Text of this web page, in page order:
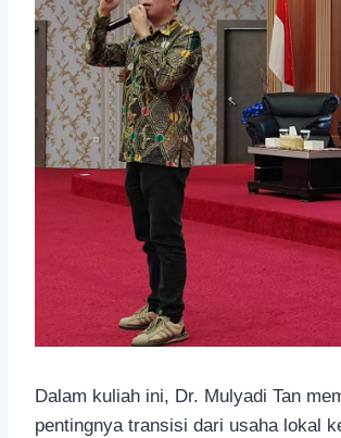
Dalam kuliah ini, Dr. Mulyadi Tan
pentingnya transisi dari usaha lokal